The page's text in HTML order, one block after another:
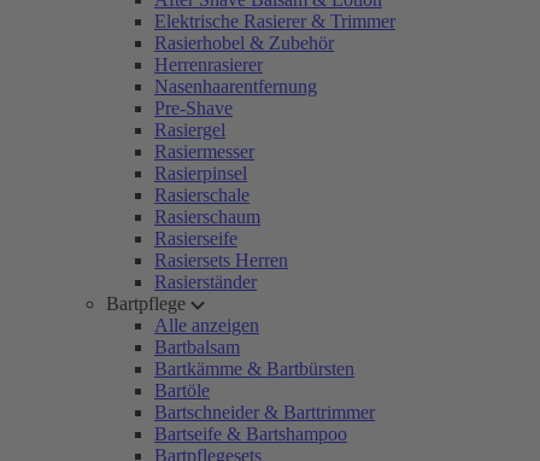
Elektrische Rasierer & Trimmer
Rasierhobel & Zubehör
Herrenrasierer
Nasenhaarentfernung
Pre-Shave
Rasiergel
Rasiermesser
Rasierpinsel
Rasierschale
Rasierschaum
Rasierseife
Rasiersets Herren
Rasierständer
Bartpflege
Alle anzeigen
Bartbalsam
Bartkämme & Bartbürsten
Bartöle
Bartschneider & Barttrimmer
Bartseife & Bartshampoo
Bartpflegesets